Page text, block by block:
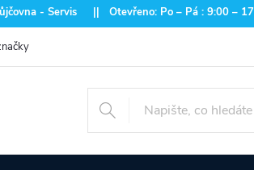
- Servis || Otevřeno: Po – Pá : 9:00 –